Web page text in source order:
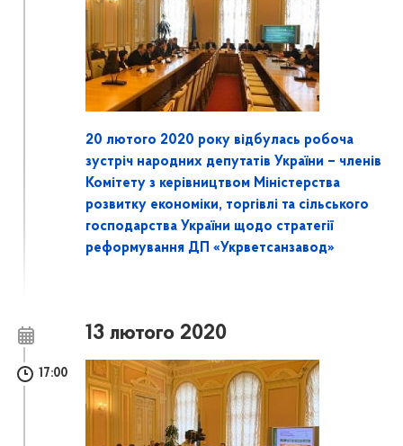
20 лютого 2020 року відбулась робоча
зустріч народних депутатів України – членів
Комітету з керівництвом Міністерства
розвитку економіки, торгівлі та сільського
господарства України щодо стратегії
реформування ДП «Укрветсанзавод»
13 лютого 2020
17:00